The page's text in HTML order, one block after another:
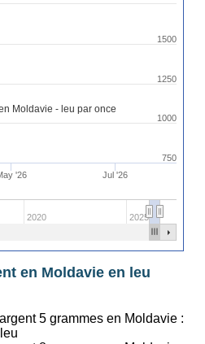
Moldavie - leu par once
'26 Jul '26
2020 2025
1000
1500
750
1250
en Moldavie en leu
5 grammes en Moldavie :